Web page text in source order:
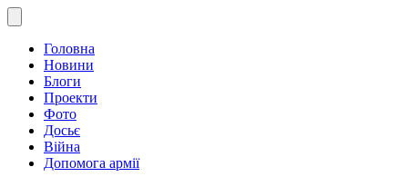
Головна
Новини
Блоги
Проекти
Фото
Досьє
Війна
Допомога армії